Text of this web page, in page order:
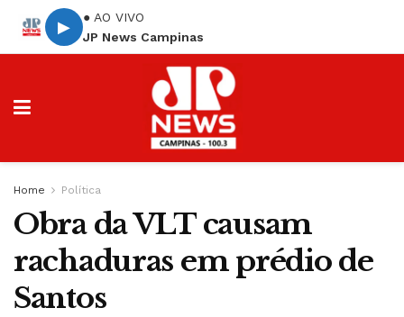
▶
● AO VIVO
JP News Campinas
Home Política
Obra da VLT causam
rachaduras em prédio de
Santos